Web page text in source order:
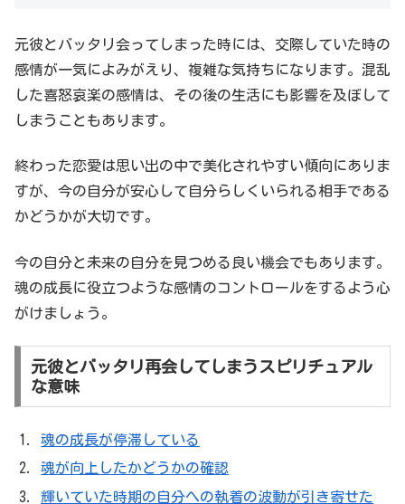
元彼とバッタリ会ってしまった時には、交際していた時の
感情が一気によみがえり、複雑な気持ちになります。混乱
した喜怒哀楽の感情は、その後の生活にも影響を及ぼして
しまうこともあります。
終わった恋愛は思い出の中で美化されやすい傾向にありま
すが、今の自分が安心して自分らしくいられる相手である
かどうかが大切です。
今の自分と未来の自分を見つめる良い機会でもあります。
魂の成長に役立つような感情のコントロールをするよう心
がけましょう。
元彼とバッタリ再会してしまうスピリチュアル
な意味
魂の成長が停滞している
魂が向上したかどうかの確認
輝いていた時期の自分への執着の波動が引き寄せた